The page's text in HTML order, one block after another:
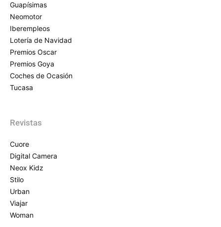
Guapísimas
Neomotor
Iberempleos
Lotería de Navidad
Premios Oscar
Premios Goya
Coches de Ocasión
Tucasa
Revistas
Cuore
Digital Camera
Neox Kidz
Stilo
Urban
Viajar
Woman